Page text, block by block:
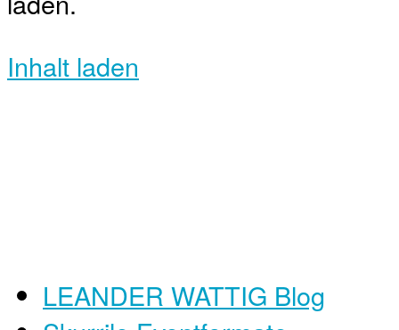
Inhalt laden
LEANDER WATTIG Blog